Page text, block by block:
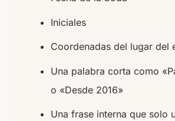
Iniciales
Coordenadas del lugar del
Una palabra corta como
o «Desde 2016»
Una frase interna que solo